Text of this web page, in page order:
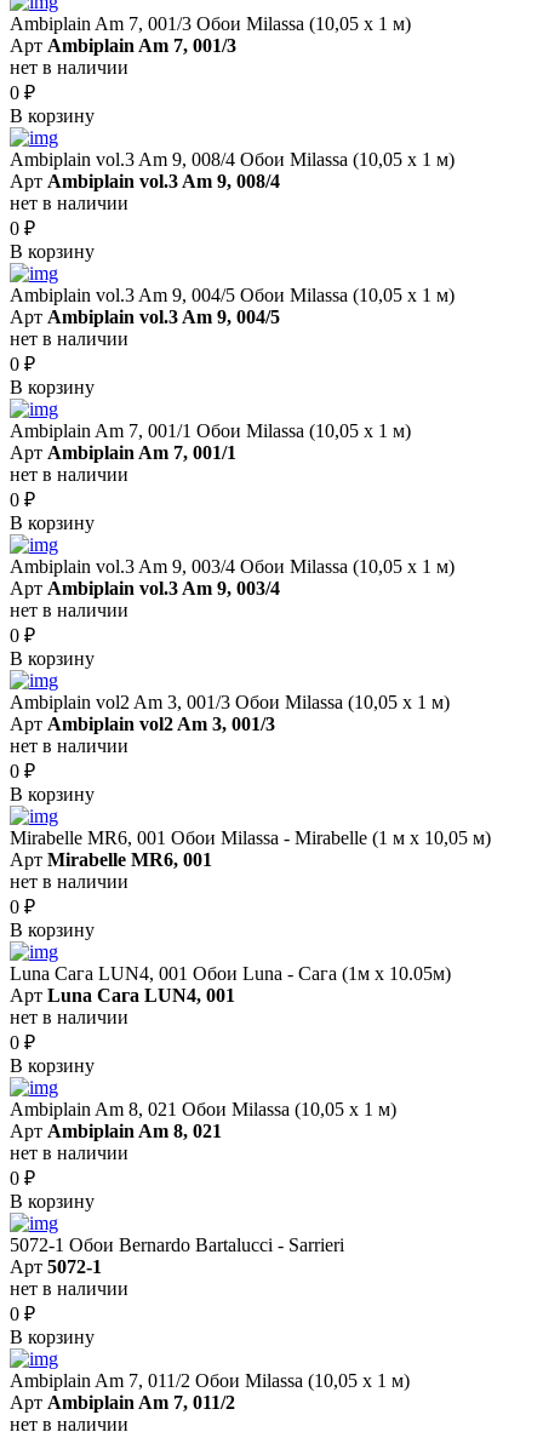
Ambiplain Am 7, 001/3 Обои Milassa (10,05 х 1 м)
Арт Ambiplain Am 7, 001/3
нет в наличии
0 ₽
В корзину
Ambiplain vol.3 Am 9, 008/4 Обои Milassa (10,05 х 1 м)
Арт Ambiplain vol.3 Am 9, 008/4
нет в наличии
0 ₽
В корзину
Ambiplain vol.3 Am 9, 004/5 Обои Milassa (10,05 х 1 м)
Арт Ambiplain vol.3 Am 9, 004/5
нет в наличии
0 ₽
В корзину
Ambiplain Am 7, 001/1 Обои Milassa (10,05 х 1 м)
Арт Ambiplain Am 7, 001/1
нет в наличии
0 ₽
В корзину
Ambiplain vol.3 Am 9, 003/4 Обои Milassa (10,05 х 1 м)
Арт Ambiplain vol.3 Am 9, 003/4
нет в наличии
0 ₽
В корзину
Ambiplain vol2 Am 3, 001/3 Обои Milassa (10,05 х 1 м)
Арт Ambiplain vol2 Am 3, 001/3
нет в наличии
0 ₽
В корзину
Mirabelle MR6, 001 Обои Milassa - Mirabelle (1 м х 10,05 м)
Арт Mirabelle MR6, 001
нет в наличии
0 ₽
В корзину
Luna Сага LUN4, 001 Обои Luna - Сага (1м х 10.05м)
Арт Luna Сага LUN4, 001
нет в наличии
0 ₽
В корзину
Ambiplain Am 8, 021 Обои Milassa (10,05 х 1 м)
Арт Ambiplain Am 8, 021
нет в наличии
0 ₽
В корзину
5072-1 Обои Bernardo Bartalucci - Sarrieri
Арт 5072-1
нет в наличии
0 ₽
В корзину
Ambiplain Am 7, 011/2 Обои Milassa (10,05 х 1 м)
Арт Ambiplain Am 7, 011/2
нет в наличии